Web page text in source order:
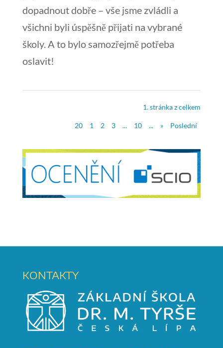
dopadnout dobře – vše jsme zvládli a
všichni byli úspěšně přijati na vybrané
školy. A to bylo samozřejmě potřeba
oslavit!
1. stránka z celkem
20 1 2 3 ... 10 ... » Poslední
KONTAKTY